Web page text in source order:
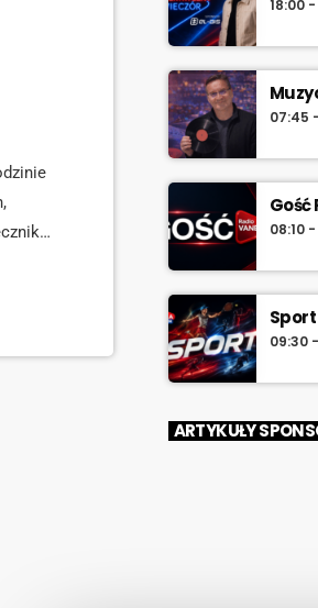
południa.
18:00 -
07:45
Gość
08:10
Sport
09:30
ARTYKUŁY